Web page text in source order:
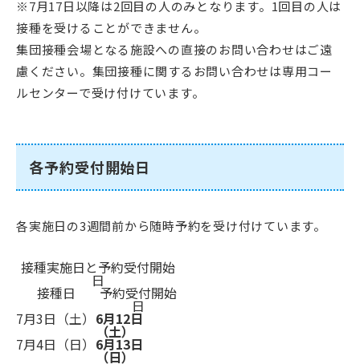
※7月17日以降は2回目の人のみとなります。1回目の人は
接種を受けることができません。
集団接種会場となる施設への直接のお問い合わせはご遠
慮ください。集団接種に関するお問い合わせは専用コー
ルセンターで受け付けています。
各予約受付開始日
各実施日の3週間前から随時予約を受け付けています。
接種実施日と予約受付開始
日
接種日 予約受付開始
日
7月3日（土） 6月12日
（土）
7月4日（日） 6月13日
（日）